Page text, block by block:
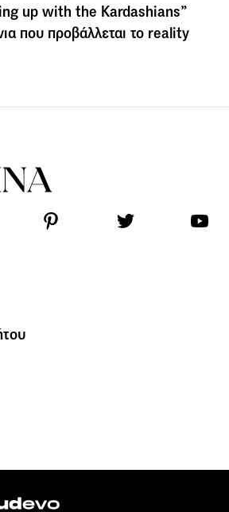
up with the Kardashians”
που προβάλλεται το reality